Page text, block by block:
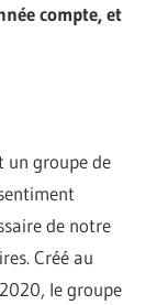
compte, et
un groupe de
de notre
Créé au
le groupe